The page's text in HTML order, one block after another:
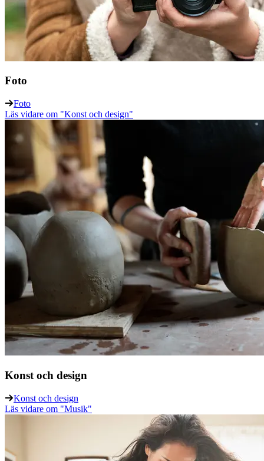
Foto
Foto
Läs vidare om "Konst och design"
Konst och design
Konst och design
Läs vidare om "Musik"